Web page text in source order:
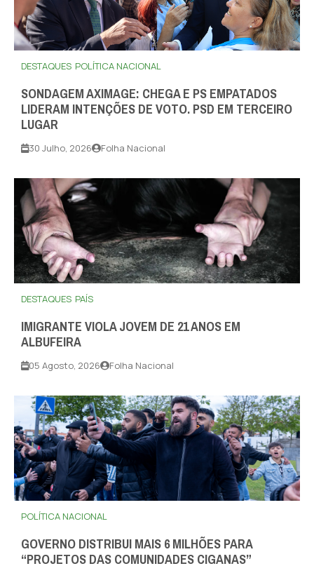
DESTAQUES POLÍTICA NACIONAL
SONDAGEM AXIMAGE: CHEGA E PS EMPATADOS
LIDERAM INTENÇÕES DE VOTO. PSD EM TERCEIRO
LUGAR
30 Julho, 2026 Folha Nacional
DESTAQUES PAÍS
IMIGRANTE VIOLA JOVEM DE 21 ANOS EM
ALBUFEIRA
05 Agosto, 2026 Folha Nacional
POLÍTICA NACIONAL
GOVERNO DISTRIBUI MAIS 6 MILHÕES PARA
“PROJETOS DAS COMUNIDADES CIGANAS”